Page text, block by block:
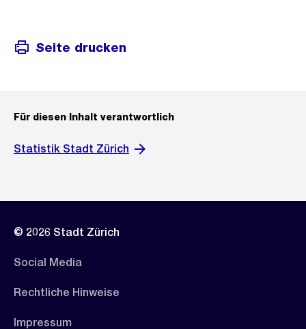
Seite drucken
Für diesen Inhalt verantwortlich
Statistik Stadt Zürich
© 2026 Stadt Zürich
Social Media
Rechtliche Hinweise
Impressum